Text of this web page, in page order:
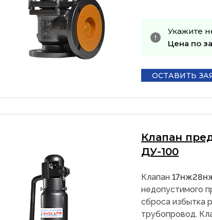
Укажите
Цена по
ОСТАВИТЬ
Клапан
ДУ-100
Клапан
недопустимого
сброса избытка
трубопровод.